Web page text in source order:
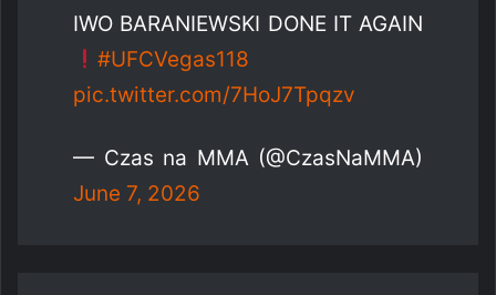
IWO BARANIEWSKI DONE IT AGAIN
#UFCVegas118
pic.twitter.com/7HoJ7Tpqzv
— Czas na MMA (@CzasNaMMA)
June 7, 2026